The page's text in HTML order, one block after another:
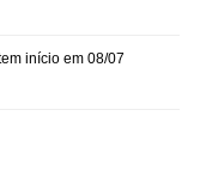
início em 08/07